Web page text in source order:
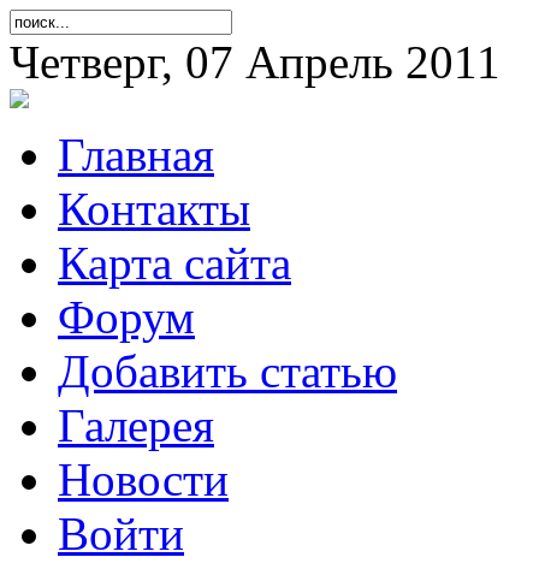
Четверг, 07 Апрель 2011
Главная
Контакты
Карта сайта
Форум
Добавить статью
Галерея
Новости
Войти